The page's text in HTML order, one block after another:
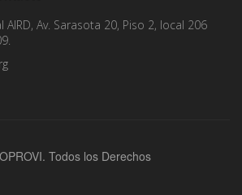
Av. Sarasota 20, Piso 2, local 206
Todos los Derechos